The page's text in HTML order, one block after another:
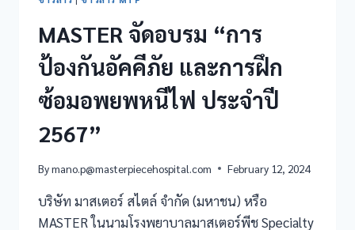
MASTER จัดอบรม “การ
ป้องกันอัคคีภัย และการฝึก
ซ้อมอพยพหนีไฟ ประจำปี
2567”
Bymano.p@masterpiecehospital.com February 12, 2024
บริษัท มาสเตอร์ สไตล์ จำกัด (มหาชน) หรือ
MASTER ในนามโรงพยาบาลมาสเตอร์พีช Specialty